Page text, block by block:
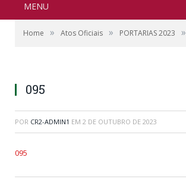
MENU
Home » Atos Oficiais » PORTARIAS 2023 »
095
POR CR2-ADMIN1 EM 2 DE OUTUBRO DE 2023
095